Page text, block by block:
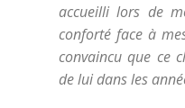
accueilli lors de
conforté face à
convaincu que ce
de lui dans les